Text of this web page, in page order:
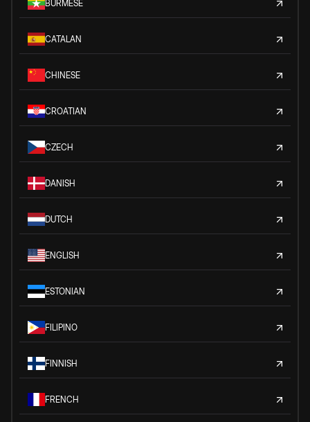
BURMESE
CATALAN
CHINESE
CROATIAN
CZECH
DANISH
DUTCH
ENGLISH
ESTONIAN
FILIPINO
FINNISH
FRENCH